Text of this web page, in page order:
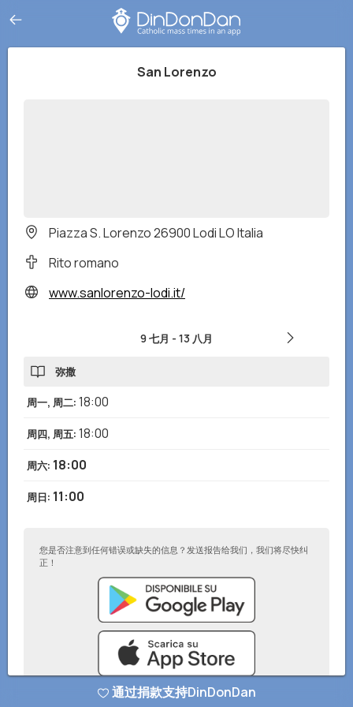
San Lorenzo
Piazza S. Lorenzo 26900 Lodi LO Italia
Rito romano
www.sanlorenzo-lodi.it/
9 七月 - 13 八月
弥撒
周一, 周二: 18:00
周四, 周五: 18:00
周六: 18:00
周日: 11:00
您是否注意到任何错误或缺失的信息？发送报告给我们，我们将尽快纠
正！
通过捐款支持DinDonDan